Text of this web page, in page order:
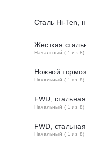
Сталь Hi-Ten,
Жесткая
Начальный ( 1 из 8)
Ножной тормоз
Начальный ( 1 из 8)
FWD, стальная
Начальный ( 1 из 8)
FWD, стальная
Начальный ( 1 из 8)